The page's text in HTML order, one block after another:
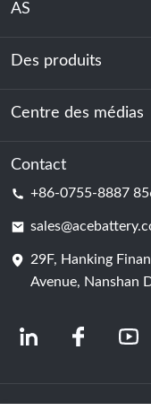
AS
À propos de nous
Durabilité
Des produits
Stockage d'énergie
Centre de données
Cellule de batterie
Centre des médias
Nouvelles
Contact
+86-0755-8887
29F, Hanking
Avenue, Nanshan